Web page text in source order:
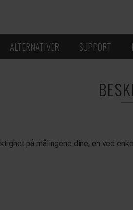
ALTERNATIVER SUPPORT
på målingene dine, en ved